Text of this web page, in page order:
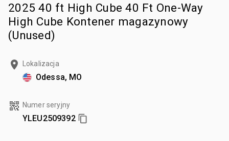
2025 40 ft High Cube 40 Ft One-Way
High Cube Kontener magazynowy
(Unused)
Lokalizacja
Odessa, MO
Numer seryjny
YLEU2509392